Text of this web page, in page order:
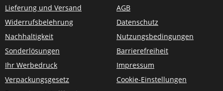
Lieferung und Versand
Widerrufsbelehrung
Nachhaltigkeit
Sonderlösungen
Ihr Werbedruck
Verpackungsgesetz
AGB
Datenschutz
Nutzungsbedingungen
Barrierefreiheit
Impressum
Cookie-Einstellungen